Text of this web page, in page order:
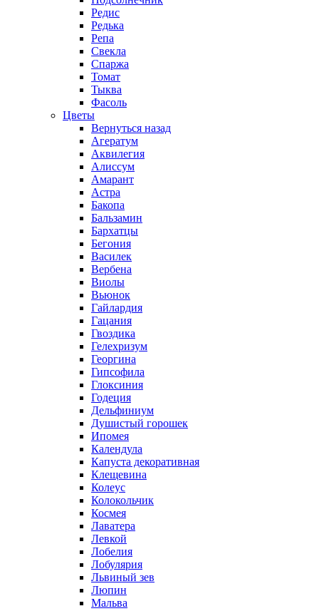
Редис
Редька
Репа
Свекла
Спаржа
Томат
Тыква
Фасоль
Цветы
Вернуться назад
Агератум
Аквилегия
Алиссум
Амарант
Астра
Бакопа
Бальзамин
Бархатцы
Бегония
Василек
Вербена
Виолы
Вьюнок
Гайлардия
Гацания
Гвоздика
Гелехризум
Георгина
Гипсофила
Глоксиния
Годеция
Дельфиниум
Душистый горошек
Ипомея
Календула
Капуста декоративная
Клещевина
Колеус
Колокольчик
Космея
Лаватера
Левкой
Лобелия
Лобулярия
Львиный зев
Люпин
Мальва